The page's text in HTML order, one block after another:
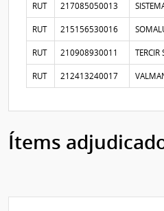
RUT 217085050013
RUT 215156530016
RUT 210908930011 TERCIR
RUT 212413240017
Ítems